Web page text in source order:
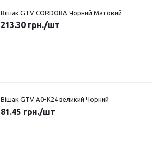
Вішак GTV CORDOBA Чорний Матовий
213.30 грн./шт
Вішак GTV A0-K24 великий Чорний
81.45 грн./шт